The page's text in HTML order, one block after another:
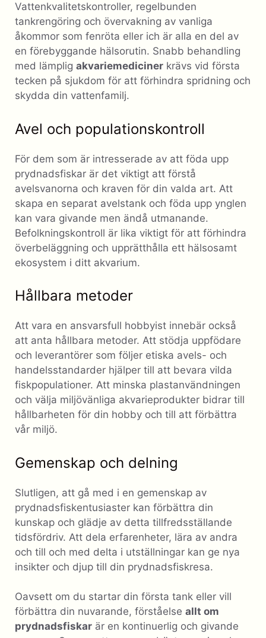
Vattenkvalitetskontroller, regelbunden
tankrengöring och övervakning av vanliga
åkommor som fenröta eller ich är alla en del av
en förebyggande hälsorutin. Snabb behandling
med lämplig akvariemediciner krävs vid första
tecken på sjukdom för att förhindra spridning och
skydda din vattenfamilj.
Avel och populationskontroll
För dem som är intresserade av att föda upp
prydnadsfiskar är det viktigt att förstå
avelsvanorna och kraven för din valda art. Att
skapa en separat avelstank och föda upp ynglen
kan vara givande men ändå utmanande.
Befolkningskontroll är lika viktigt för att förhindra
överbeläggning och upprätthålla ett hälsosamt
ekosystem i ditt akvarium.
Hållbara metoder
Att vara en ansvarsfull hobbyist innebär också
att anta hållbara metoder. Att stödja uppfödare
och leverantörer som följer etiska avels- och
handelsstandarder hjälper till att bevara vilda
fiskpopulationer. Att minska plastanvändningen
och välja miljövänliga akvarieprodukter bidrar till
hållbarheten för din hobby och till att förbättra
vår miljö.
Gemenskap och delning
Slutligen, att gå med i en gemenskap av
prydnadsfiskentusiaster kan förbättra din
kunskap och glädje av detta tillfredsställande
tidsfördriv. Att dela erfarenheter, lära av andra
och till och med delta i utställningar kan ge nya
insikter och djup till din prydnadsfiskresa.
Oavsett om du startar din första tank eller vill
förbättra din nuvarande, förståelse allt om
prydnadsfiskar är en kontinuerlig och givande